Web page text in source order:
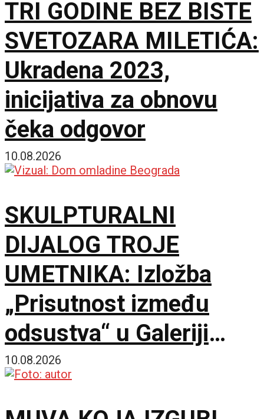
TRI GODINE BEZ BISTE
SVETOZARA MILETIĆA:
Ukradena 2023,
inicijativa za obnovu
čeka odgovor
10.08.2026
SKULPTURALNI
DIJALOG TROJE
UMETNIKA: Izložba
„Prisutnost između
odsustva“ u Galeriji
Doma omladine
10.08.2026